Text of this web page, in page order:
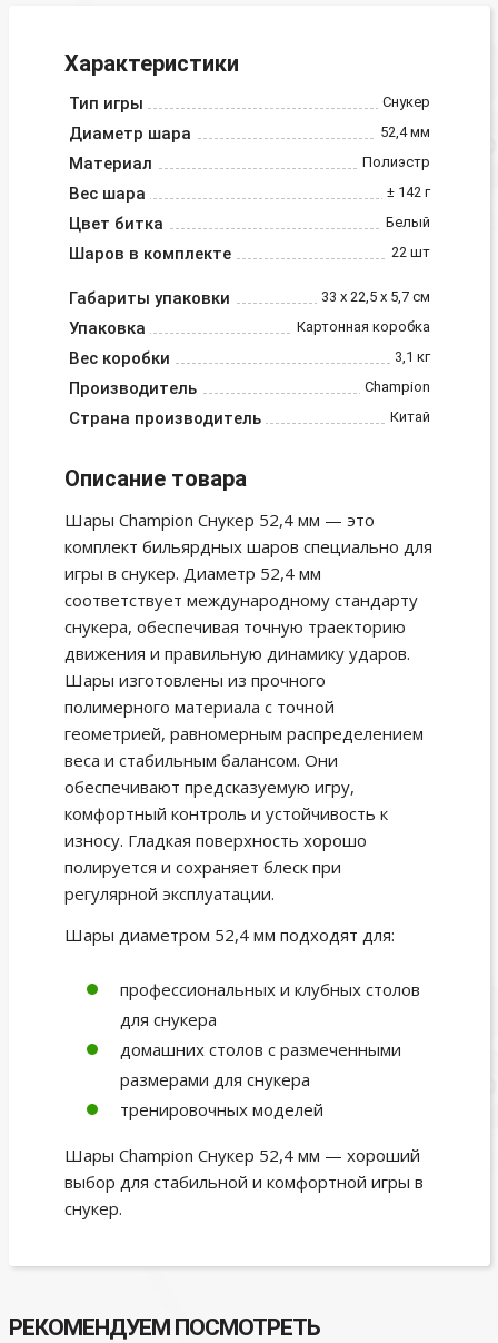
Характеристики
Тип игры Снукер
Диаметр шара 52,4 мм
Материал Полиэстр
Вес шара ± 142 г
Цвет битка Белый
Шаров в комплекте 22 шт
Габариты упаковки 33 x 22,5 x 5,7 cм
Упаковка Картонная коробка
Вес коробки 3,1 кг
Производитель Champion
Страна производитель Китай
Описание товара
Шары Champion Снукер 52,4 мм — это
комплект бильярдных шаров специально для
игры в снукер. Диаметр 52,4 мм
соответствует международному стандарту
снукера, обеспечивая точную траекторию
движения и правильную динамику ударов.
Шары изготовлены из прочного
полимерного материала с точной
геометрией, равномерным распределением
веса и стабильным балансом. Они
обеспечивают предсказуемую игру,
комфортный контроль и устойчивость к
износу. Гладкая поверхность хорошо
полируется и сохраняет блеск при
регулярной эксплуатации.
Шары диаметром 52,4 мм подходят для:
профессиональных и клубных столов
для снукера
домашних столов с размеченными
размерами для снукера
тренировочных моделей
Шары Champion Снукер 52,4 мм — хороший
выбор для стабильной и комфортной игры в
снукер.
РЕКОМЕНДУЕМ ПОСМОТРЕТЬ